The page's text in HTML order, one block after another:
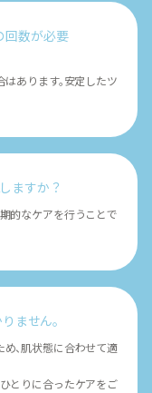
回数が必要
あります。安定したツ
ますか？
的なケアを行うことで
ません。
、肌状態に合わせて適
とりに合ったケアをご